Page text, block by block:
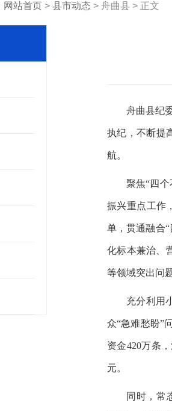
网站首页 > 县市动态 > 舟曲县 > 正文
舟曲县纪
执纪，不断提
航。
聚焦“四
振兴重点工作
单，贯通融合
化标本兼治、
等领域突出问
充分利用
众“急难愁盼”
资金420万条
元。
同时，常